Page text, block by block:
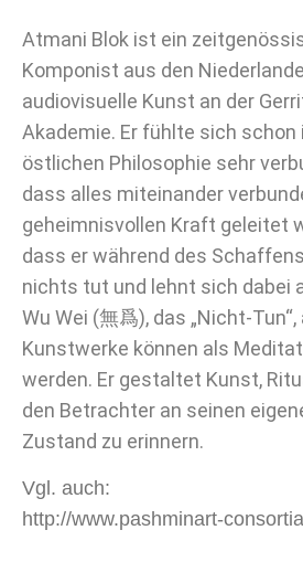
Atmani Blok ist ein
Komponist aus den
audiovisuelle Kunst an der
Akademie. Er fühlte sich schon
östlichen Philosophie sehr
dass alles miteinander
geheimnisvollen Kraft geleitet
dass er während des
nichts tut und lehnt sich dabei
Wu Wei (無爲), das „Nicht-Tun“,
Kunstwerke können als
werden. Er gestaltet Kunst,
den Betrachter an seinen
Zustand zu erinnern.
Vgl. auch:
http://www.pashminart-